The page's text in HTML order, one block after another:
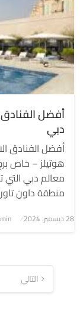
أفضل الفنادق
دبي
أفضل الفنادق
هوتيلز – خاص
معالم دبي التي
منطقة داون
نُشر
28 ديسمبر، 2024
تعدد
صفحات
المقالات
التالي